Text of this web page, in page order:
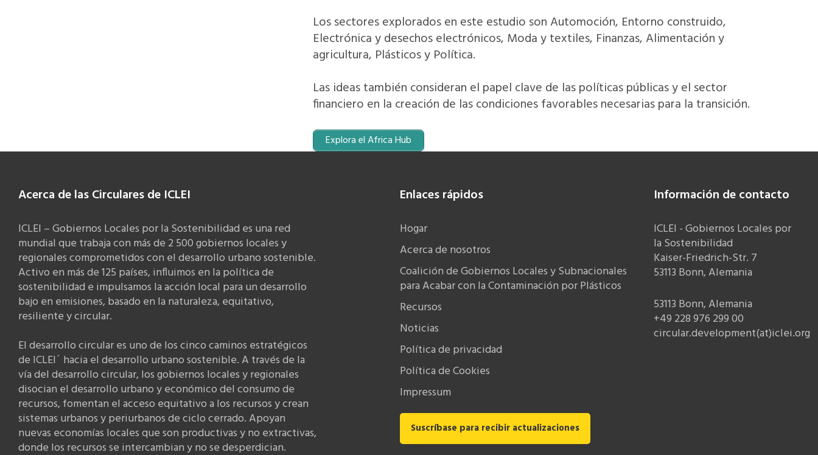
Los sectores explorados en este estudio son Automoción, Entorno construido,
Electrónica y desechos electrónicos, Moda y textiles, Finanzas, Alimentación y
agricultura, Plásticos y Política.
Las ideas también consideran el papel clave de las políticas públicas y el sector
financiero en la creación de las condiciones favorables necesarias para la transición.
Explora el Africa Hub
Acerca de las Circulares de ICLEI
ICLEI – Gobiernos Locales por la Sostenibilidad es una red
mundial que trabaja con más de 2 500 gobiernos locales y
regionales comprometidos con el desarrollo urbano sostenible.
Activo en más de 125 países, influimos en la política de
sostenibilidad e impulsamos la acción local para un desarrollo
bajo en emisiones, basado en la naturaleza, equitativo,
resiliente y circular.
El desarrollo circular es uno de los cinco caminos estratégicos
de ICLEI´ hacia el desarrollo urbano sostenible. A través de la
vía del desarrollo circular, los gobiernos locales y regionales
disocian el desarrollo urbano y económico del consumo de
recursos, fomentan el acceso equitativo a los recursos y crean
sistemas urbanos y periurbanos de ciclo cerrado. Apoyan
nuevas economías locales que son productivas y no extractivas,
donde los recursos se intercambian y no se desperdician.
Enlaces rápidos
Hogar
Acerca de nosotros
Coalición de Gobiernos Locales y Subnacionales
para Acabar con la Contaminación por Plásticos
Recursos
Noticias
Política de privacidad
Política de Cookies
Impressum
Suscríbase para recibir actualizaciones
Información de contacto
ICLEI - Gobiernos Locales por
la Sostenibilidad
Kaiser-Friedrich-Str. 7
53113 Bonn, Alemania
53113 Bonn, Alemania
+49 228 976 299 00
circular.development(at)iclei.org